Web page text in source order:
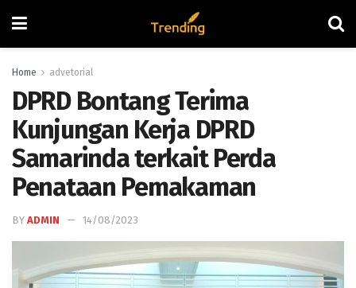
Home advetorial
DPRD Bontang Terima
Kunjungan Kerja DPRD
Samarinda terkait Perda
Penataan Pemakaman
BY ADMIN 14/08/2023